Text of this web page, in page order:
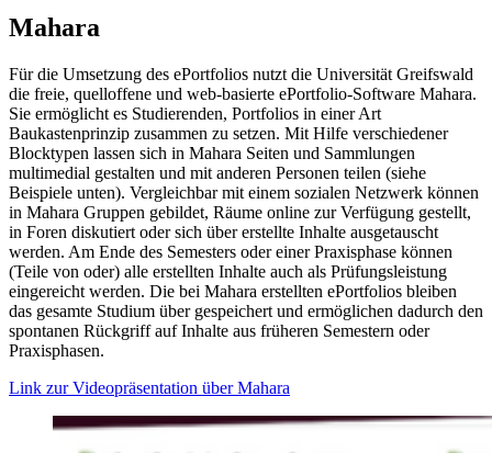
Mahara
Für die Umsetzung des ePortfolios nutzt die Universität Greifswald
die freie, quelloffene und web-basierte ePortfolio-Software Mahara.
Sie ermöglicht es Studierenden, Portfolios in einer Art
Baukastenprinzip zusammen zu setzen. Mit Hilfe verschiedener
Blocktypen lassen sich in Mahara Seiten und Sammlungen
multimedial gestalten und mit anderen Personen teilen (siehe
Beispiele unten). Vergleichbar mit einem sozialen Netzwerk können
in Mahara Gruppen gebildet, Räume online zur Verfügung gestellt,
in Foren diskutiert oder sich über erstellte Inhalte ausgetauscht
werden. Am Ende des Semesters oder einer Praxisphase können
(Teile von oder) alle erstellten Inhalte auch als Prüfungsleistung
eingereicht werden. Die bei Mahara erstellten ePortfolios bleiben
das gesamte Studium über gespeichert und ermöglichen dadurch den
spontanen Rückgriff auf Inhalte aus früheren Semestern oder
Praxisphasen.
Link zur Videopräsentation über Mahara